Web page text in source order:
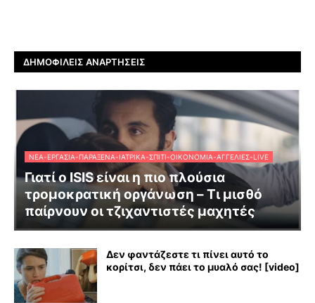
ΔΗΜΟΦΙΛΕΊΣ ΑΝΑΡΤΉΣΕΙΣ
ΝΈΑ-ΕΡΓΑΣΊΑ-ΠΑΡΆΞΕΝΑ-ΙΑΤΡΙΚΆ-ΣΠΊΤΙ-ΟΙΚΟΝΟΜΊΑ-ΑΓΓΕΛΊΕΣ-LIVE
Γιατί ο ISIS είναι η πιο πλούσια
τρομοκρατική οργάνωση – Τι μισθό
παίρνουν οι τζιχαντιστές μαχητές
Δεν φαντάζεστε τι πίνει αυτό το
κορίτσι, δεν πάει το μυαλό σας! [video]